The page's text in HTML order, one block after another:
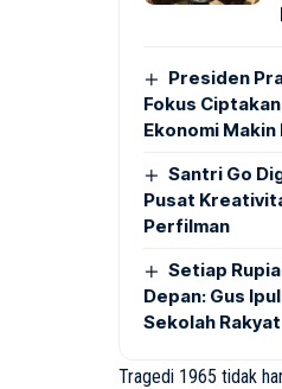
Presiden
Fokus
Ekonomi Makin
Santri Go
Pusat
Perfilman
Setiap
Depan: Gus
Sekolah Rakyat
Tragedi 1965 tidak